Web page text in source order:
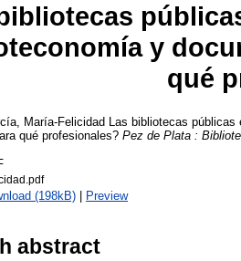
y
qué
María-Felicidad Las bibliotecas
qué profesionales? Pez de Plata :
(198kB) | Preview
abstract